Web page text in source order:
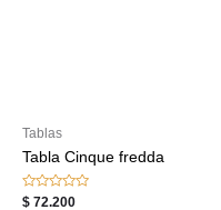
Tablas
Tabla Cinque fredda
Valorado
$ 72.200